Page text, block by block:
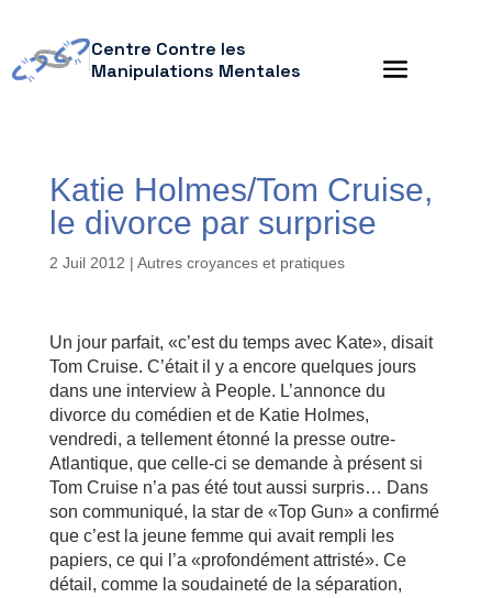
Centre Contre les
Manipulations Mentales
Katie Holmes/Tom Cruise,
le divorce par surprise
2 Juil 2012 | Autres croyances et pratiques
Un jour parfait, «c’est du temps avec Kate», disait
Tom Cruise. C’était il y a encore quelques jours
dans une interview à People. L’annonce du
divorce du comédien et de Katie Holmes,
vendredi, a tellement étonné la presse outre-
Atlantique, que celle-ci se demande à présent si
Tom Cruise n’a pas été tout aussi surpris… Dans
son communiqué, la star de «Top Gun» a confirmé
que c’est la jeune femme qui avait rempli les
papiers, ce qui l’a «profondément attristé». Ce
détail, comme la soudaineté de la séparation,